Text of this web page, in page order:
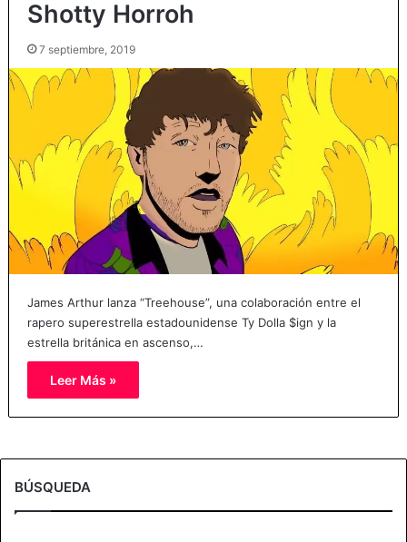
Shotty Horroh
7 septiembre, 2019
James Arthur lanza “Treehouse”, una colaboración entre el
rapero superestrella estadounidense Ty Dolla $ign y la
estrella británica en ascenso,…
Leer Más »
BÚSQUEDA